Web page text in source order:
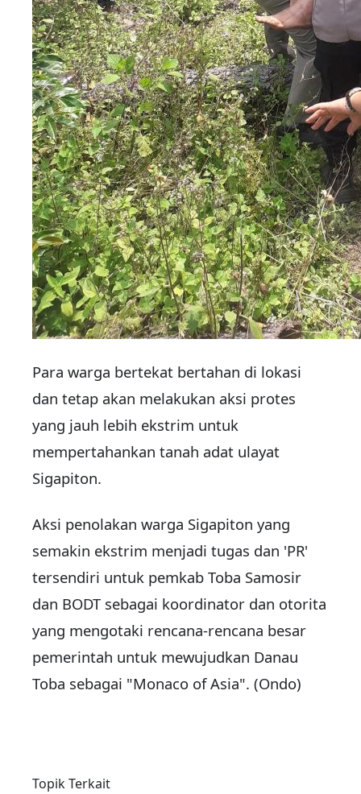
Para warga bertekat bertahan di lokasi
dan tetap akan melakukan aksi protes
yang jauh lebih ekstrim untuk
mempertahankan tanah adat ulayat
Sigapiton.
Aksi penolakan warga Sigapiton yang
semakin ekstrim menjadi tugas dan 'PR'
tersendiri untuk pemkab Toba Samosir
dan BODT sebagai koordinator dan otorita
yang mengotaki rencana-rencana besar
pemerintah untuk mewujudkan Danau
Toba sebagai "Monaco of Asia". (Ondo)
Topik Terkait